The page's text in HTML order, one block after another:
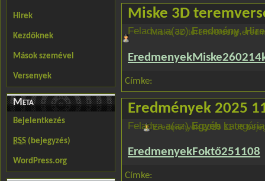
Hirek
Kezdőknek
Mások szemével
Versenyek
Meta
Bejelentkezés
RSS (bejegyzés)
WordPress.org
Miske 3D
Feladva a(az)Eredmény,
Miske 3D teremverseny
Címke:
Eredmények 2025
Feladva a(az)Egyéb
Eredmények 2025 11 08
EredmenyekFoktő251108
Címke: